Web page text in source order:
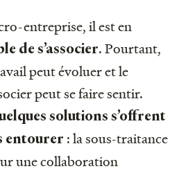
entreprise, il est en
de s’associer. Pourtant,
peut évoluer et le
peut se faire sentir.
solutions s’offrent
entourer : la sous-traitance
une collaboration